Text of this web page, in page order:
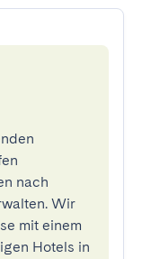
nach
Wir
mit einem
Hotels in